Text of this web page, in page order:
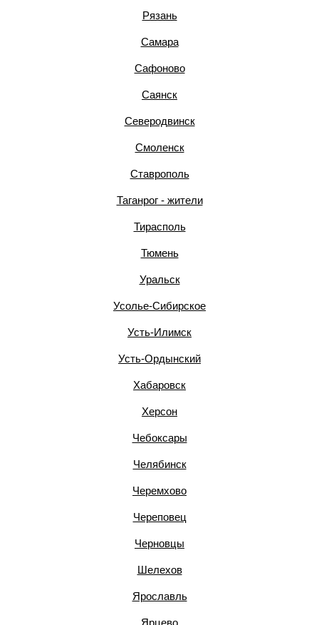
Рязань
Самара
Сафоново
Саянск
Северодвинск
Смоленск
Ставрополь
Таганрог - жители
Тирасполь
Тюмень
Уральск
Усолье-Сибирское
Усть-Илимск
Усть-Ордынский
Хабаровск
Херсон
Чебоксары
Челябинск
Черемхово
Череповец
Черновцы
Шелехов
Ярославль
Ярцево